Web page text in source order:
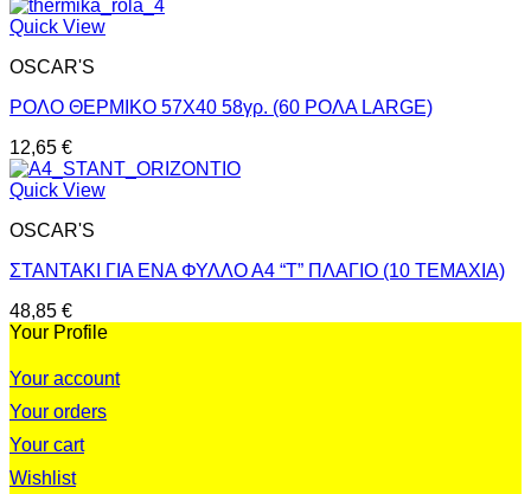
Quick View
OSCAR'S
ΡΟΛΟ ΘΕΡΜΙΚΟ 57Χ40 58γρ. (60 ΡΟΛΑ LARGE)
12,65 €
Quick View
OSCAR'S
ΣΤΑΝΤΑΚΙ ΓΙΑ ΕΝΑ ΦΥΛΛΟ Α4 “Τ” ΠΛΑΓΙΟ (10 ΤΕΜΑΧΙΑ)
48,85 €
Your Profile
Your account
Your orders
Your cart
Wishlist